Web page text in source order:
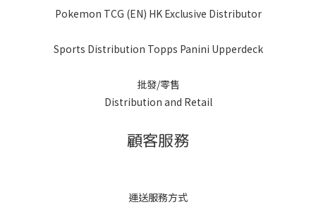
Pokemon TCG (EN) HK Exclusive Distributor
Sports Distribution Topps Panini Upperdeck
批發/零售
Distribution and Retail
顧客服務
運送服務方式